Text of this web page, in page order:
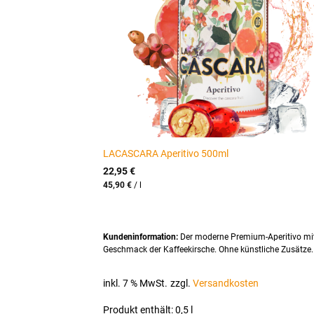
LACASCARA Aperitivo 500ml
22,95€
45,90 €/
Kundeninformation: Der moderne Premium-Aperitivo
Geschmack der Kaffeekirsche. Ohne künstliche Zusätze.
inkl. 7 % MwSt. zzgl. Versandkosten
Produkt enthält: 0,5